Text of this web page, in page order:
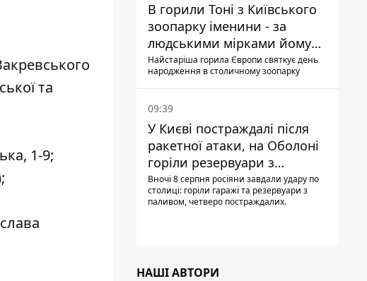
та
1-9;
В горили Тоні з Київського
зоопарку іменини - за
людськими мірками йому
вже понад 90 років
Найстаріша горила Європи святкує день
народження в столичному зоопарку
09:39
У Києві постраждалі після
ракетної атаки, на Оболоні
горіли резервуари з
паливом
Вночі 8 серпня росіяни завдали удару по
столиці: горіли гаражі та резервуари з
паливом, четверо постраждалих.
НАШІ АВТОРИ